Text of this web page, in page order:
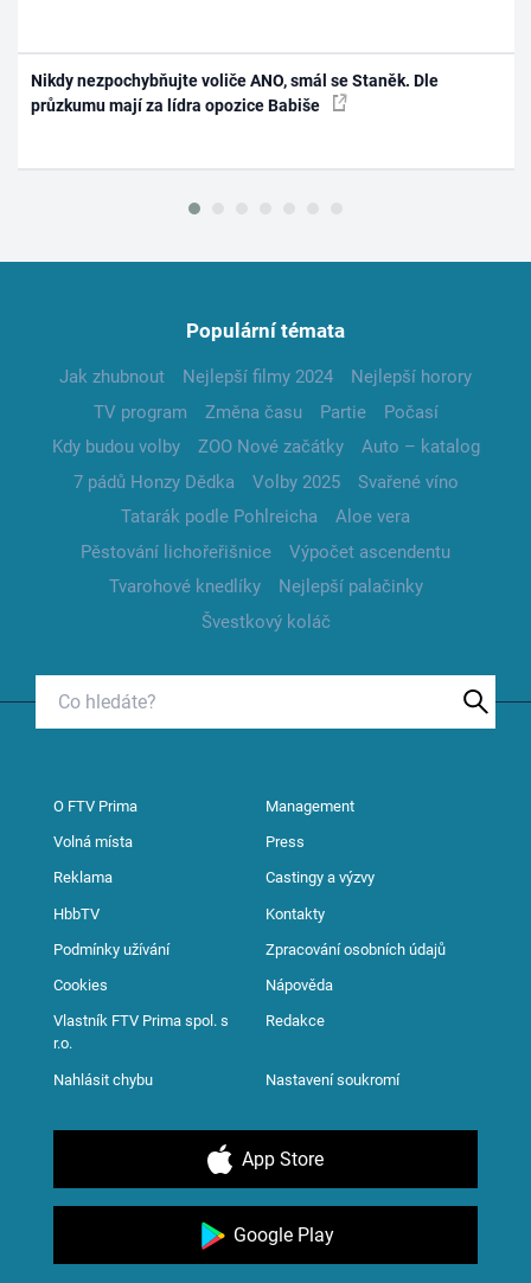
Nikdy nezpochybňujte voliče ANO, smál se Staněk. Dle
průzkumu mají za lídra opozice Babiše
Populární témata
Jak zhubnout Nejlepší filmy 2024
Nejlepší horory
TV program
Změna času Partie
Počasí
Kdy budou volby
ZOO Nové začátky
Auto – katalog
7 pádů Honzy Dědka
Volby 2025
Svařené víno
Tatarák podle Pohlreicha
Aloe vera
Pěstování lichořeřišnice
Výpočet ascendentu
Tvarohové knedlíky
Nejlepší palačinky
Švestkový koláč
O FTV Prima Management
Volná místa Press
Reklama Castingy a výzvy
HbbTV Kontakty
Podmínky užívání Zpracování osobních údajů
Cookies Nápověda
Vlastník FTV Prima spol. s
r.o.
Redakce
Nahlásit chybu Nastavení soukromí
App Store
Google Play